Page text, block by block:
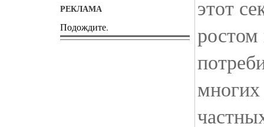
РЕКЛАМА
Подождите.
этот
ростом
многих